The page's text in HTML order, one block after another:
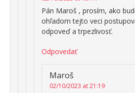
Pán Maroš , prosím, ako
ohľadom tejto veci
odpoveď a trpezlivosť.
Odpovedať
Maroš
02/10/2023 at 21:19